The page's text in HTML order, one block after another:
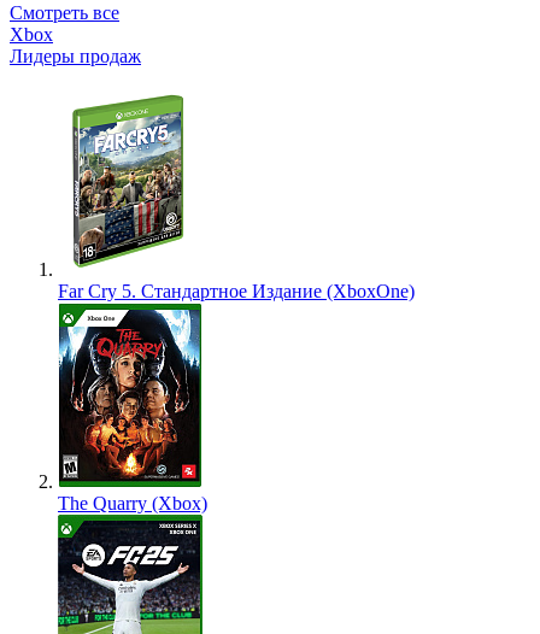
Смотреть все
Xbox
Лидеры продаж
Far Cry 5. Стандартное Издание (XboxOne)
The Quarry (Xbox)